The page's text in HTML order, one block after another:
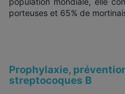
porteuses et 65% de
Prophylaxie,
streptocoques B